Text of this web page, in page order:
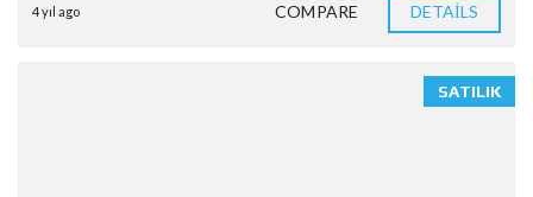
4 yıl ago COMPARE DETAILS
SATILIK